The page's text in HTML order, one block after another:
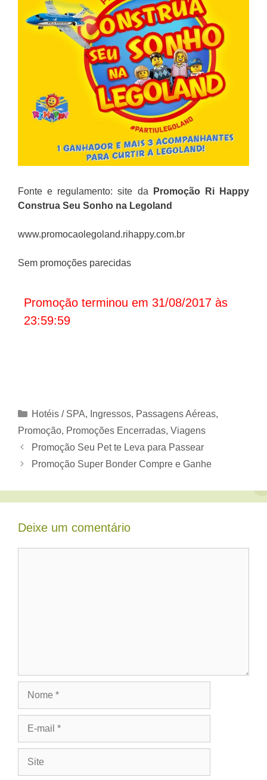
Fonte e regulamento: site da Promoção
Ri Happy
Construa Seu Sonho na Legoland
www.promocaolegoland.rihappy.com.br
Sem promoções parecidas
Promoção terminou em 31/08/2017 às
23:59:59
Categorias
Hotéis / SPA, Ingressos, Passagens Aéreas,
Promoção, Promoções Encerradas, Viagens
Promoção Seu Pet te Leva para Passear
Promoção Super Bonder Compre e Ganhe
Deixe um comentário